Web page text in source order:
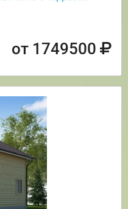
от 1749500